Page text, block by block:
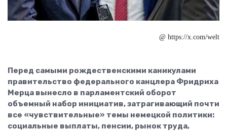
@ https://x.com/welt
Перед самыми рождественскими каникулами
правительство федерального канцлера Фридриха
Мерца вынесло в парламентский оборот
объемный набор инициатив, затрагивающий почти
все «чувствительные» темы немецкой политики:
социальные выплаты, пенсии, рынок труда,